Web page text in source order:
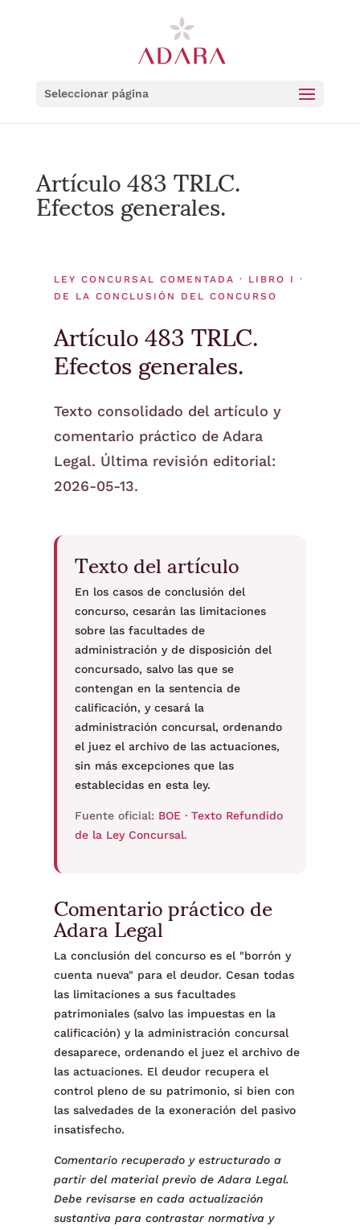
Seleccionar página
Artículo 483 TRLC.
Efectos generales.
LEY CONCURSAL COMENTADA · LIBRO I ·
DE LA CONCLUSIÓN DEL CONCURSO
Artículo 483 TRLC.
Efectos generales.
Texto consolidado del artículo y
comentario práctico de Adara
Legal. Última revisión editorial:
2026-05-13.
Texto del artículo
En los casos de conclusión del
concurso, cesarán las limitaciones
sobre las facultades de
administración y de disposición del
concursado, salvo las que se
contengan en la sentencia de
calificación, y cesará la
administración concursal, ordenando
el juez el archivo de las actuaciones,
sin más excepciones que las
establecidas en esta ley.
Fuente oficial: BOE · Texto Refundido
de la Ley Concursal.
Comentario práctico de
Adara Legal
La conclusión del concurso es el "borrón y
cuenta nueva" para el deudor. Cesan todas
las limitaciones a sus facultades
patrimoniales (salvo las impuestas en la
calificación) y la administración concursal
desaparece, ordenando el juez el archivo de
las actuaciones. El deudor recupera el
control pleno de su patrimonio, si bien con
las salvedades de la exoneración del pasivo
insatisfecho.
Comentario recuperado y estructurado a
partir del material previo de Adara Legal.
Debe revisarse en cada actualización
sustantiva para contrastar normativa y